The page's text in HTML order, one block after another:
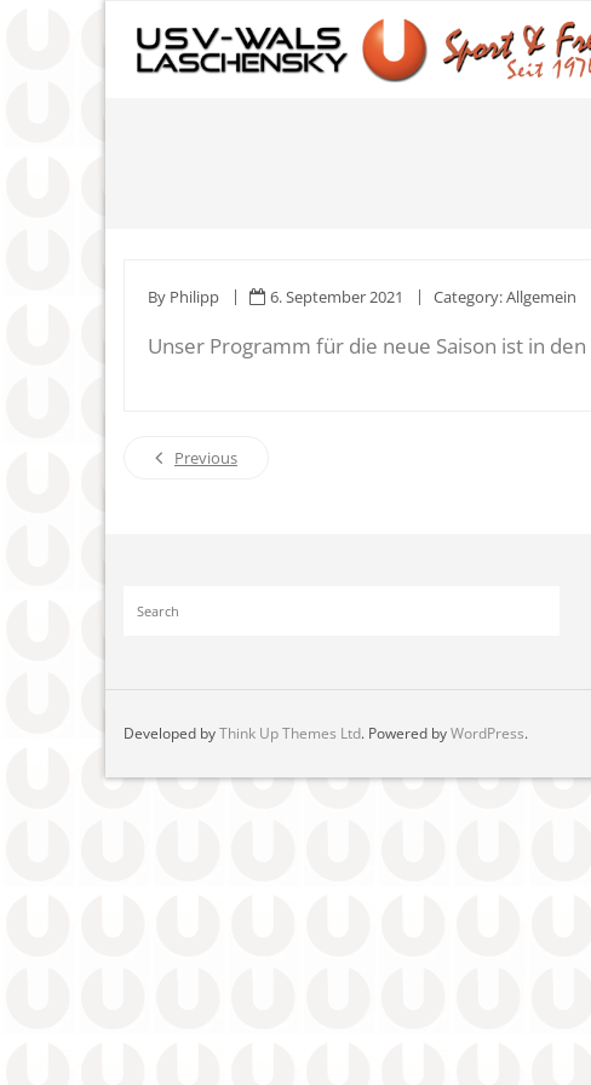
content
By Philipp 6. September 2021 Category:Allgemein
Unser Programm für die neue Saison ist in den
Previous
Developed byThink Up Themes Ltd. Powered byWordPress.